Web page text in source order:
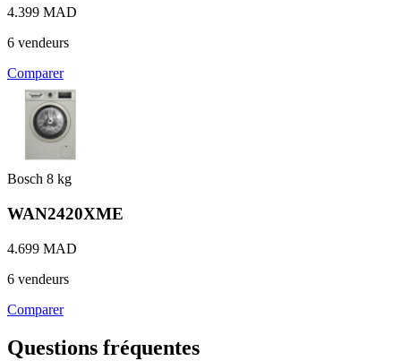
4.399 MAD
6 vendeurs
Comparer
Bosch 8 kg
WAN2420XME
4.699 MAD
6 vendeurs
Comparer
Questions fréquentes